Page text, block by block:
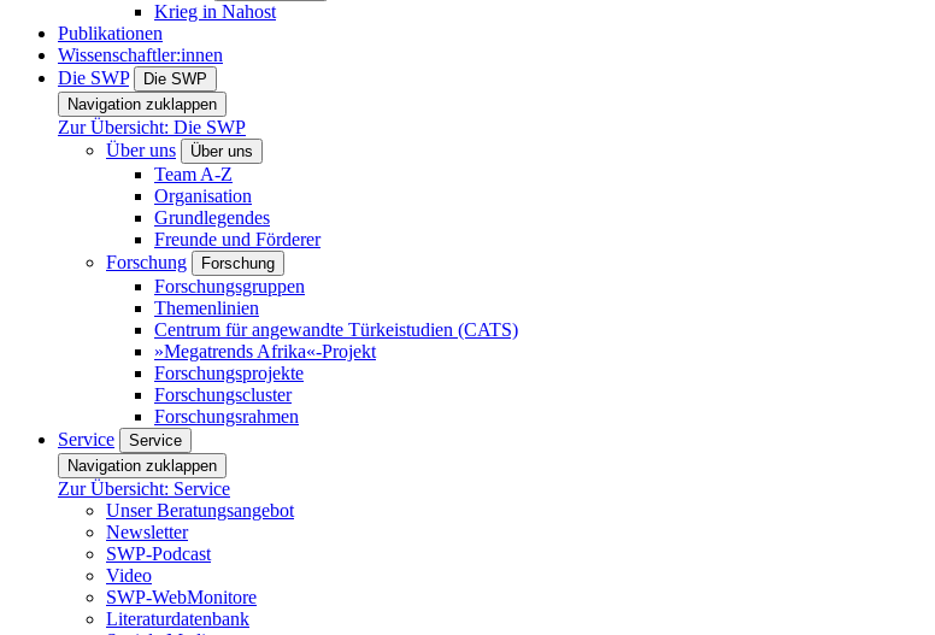
Krieg in Nahost
Publikationen
Wissenschaftler:innen
Die SWP
Die SWP
Navigation zuklappen
Zur Übersicht: Die SWP
Über uns
Über uns
Team A-Z
Organisation
Grundlegendes
Freunde und Förderer
Forschung
Forschung
Forschungsgruppen
Themenlinien
Centrum für angewandte Türkeistudien (CATS)
»Megatrends Afrika«-Projekt
Forschungsprojekte
Forschungscluster
Forschungsrahmen
Service
Service
Navigation zuklappen
Zur Übersicht: Service
Unser Beratungsangebot
Newsletter
SWP-Podcast
Video
SWP-WebMonitore
Literaturdatenbank